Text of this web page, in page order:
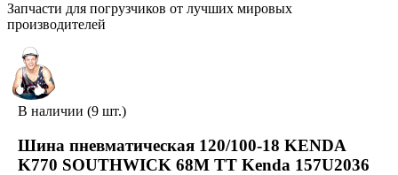
Запчасти для погрузчиков от лучших мировых
производителей
В наличии (9 шт.)
Шина пневматическая 120/100-18 KENDA
K770 SOUTHWICK 68M TT Kenda 157U2036